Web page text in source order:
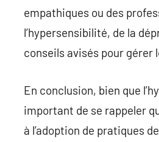
empathiques ou des
l’hypersensibilité, de la
conseils avisés pour gérer
En conclusion, bien que
important de se rappeler
à l’adoption de pratiques